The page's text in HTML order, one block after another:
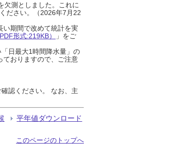
欠測としました。これに
ださい。（2026年7月22
い期間で改めて統計を実
形式:219KB）
」をご
日最大1時間降水量」の
ておりますので、ご注意
認ください。 なお、主
平年値ダウンロード
このページのトップへ